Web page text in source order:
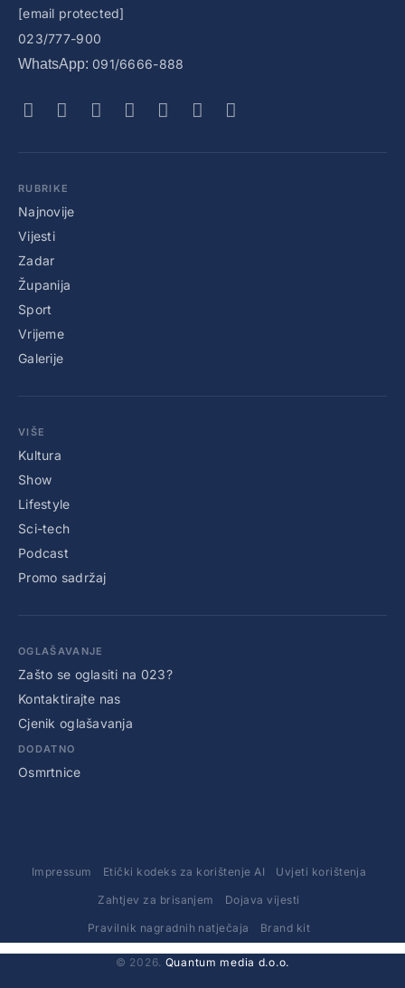
[email protected]
023/777-900
WhatsApp: 091/6666-888
RUBRIKE
Najnovije
Vijesti
Zadar
Županija
Sport
Vrijeme
Galerije
VIŠE
Kultura
Show
Lifestyle
Sci-tech
Podcast
Promo sadržaj
OGLAŠAVANJE
Zašto se oglasiti na 023?
Kontaktirajte nas
Cjenik oglašavanja
DODATNO
Osmrtnice
Impressum Etički kodeks za korištenje AI Uvjeti korištenja
Zahtjev za brisanjem Dojava vijesti
Pravilnik nagradnih natječaja Brand kit
© 2026. Quantum media d.o.o.